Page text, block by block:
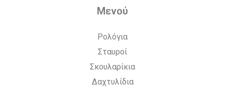
Μενού
Ρολόγια
Σταυροί
Σκουλαρίκια
Δαχτυλίδια